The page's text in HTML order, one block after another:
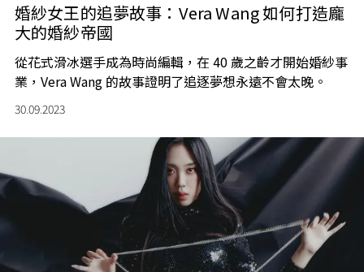
婚紗女王的追夢故事：Vera Wang 如何打造龐
大的婚紗帝國
從花式滑冰選手成為時尚編輯，在 40 歲之齡才開始婚紗事
業，Vera Wang 的故事證明了追逐夢想永遠不會太晚。
30.09.2023